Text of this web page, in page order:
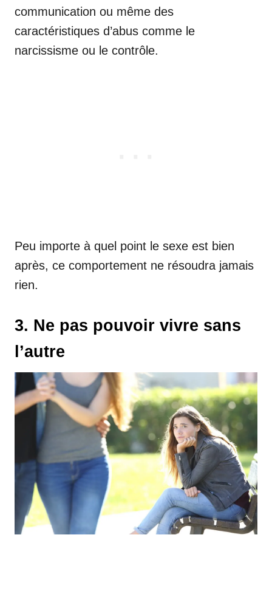
communication ou même des
caractéristiques d’abus comme le
narcissisme ou le contrôle.
Peu importe à quel point le sexe est bien
après, ce comportement ne résoudra jamais
rien.
3. Ne pas pouvoir vivre sans
l’autre